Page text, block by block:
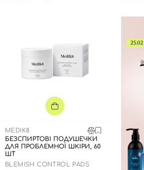
MEDIK8
БЕЗСПИРТОВІ ПОДУШЕЧКИ
ДЛЯ ПРОБЛЕМНОЇ ШКІРИ, 60
ШТ
BLEMISH CONTROL PADS